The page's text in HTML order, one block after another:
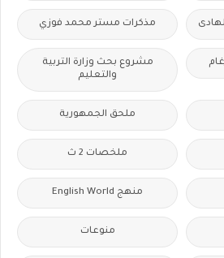
مذكرات مستر محمد فوزي
مشروع بحث وزارة التربية
والتعليم
ملحق الجمهورية
ملخصات 2 ث
منهج English World
منوعات